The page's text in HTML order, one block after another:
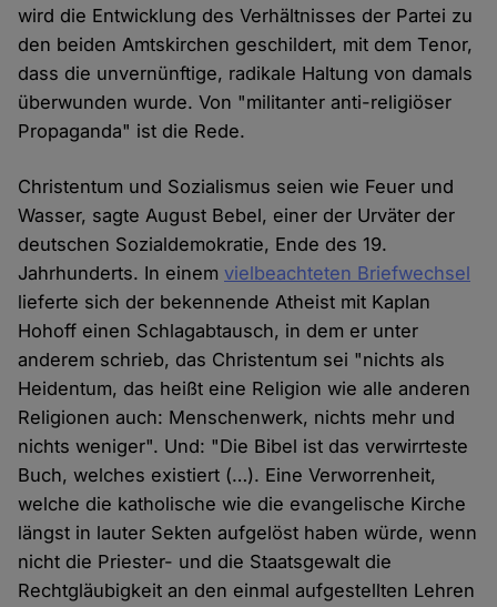
wird die Entwicklung des Verhältnisses der Partei zu
den beiden Amtskirchen geschildert, mit dem Tenor,
dass die unvernünftige, radikale Haltung von damals
überwunden wurde. Von "militanter anti-religiöser
Propaganda" ist die Rede.
Christentum und Sozialismus seien wie Feuer und
Wasser, sagte August Bebel, einer der Urväter der
deutschen Sozialdemokratie, Ende des 19.
Jahrhunderts. In einemvielbeachteten Briefwechsel
lieferte sich der bekennende Atheist mit Kaplan
Hohoff einen Schlagabtausch, in dem er unter
anderem schrieb, das Christentum sei "nichts als
Heidentum, das heißt eine Religion wie alle anderen
Religionen auch: Menschenwerk, nichts mehr und
nichts weniger". Und: "Die Bibel ist das verwirrteste
Buch, welches existiert (…). Eine Verworrenheit,
welche die katholische wie die evangelische Kirche
längst in lauter Sekten aufgelöst haben würde, wenn
nicht die Priester- und die Staatsgewalt die
Rechtgläubigkeit an den einmal aufgestellten Lehren